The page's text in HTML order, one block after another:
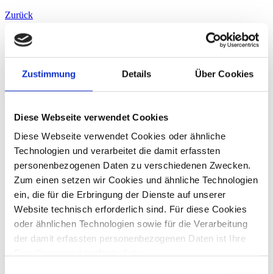
Zustimmung Details Über Cookies
Diese Webseite verwendet Cookies
Diese Webseite verwendet Cookies oder ähnliche
Technologien und verarbeitet die damit erfassten
personenbezogenen Daten zu verschiedenen Zwecken.
Zum einen setzen wir Cookies und ähnliche Technologien
ein, die für die Erbringung der Dienste auf unserer
Website technisch erforderlich sind. Für diese Cookies
oder ähnlichen Technologien sowie für die Verarbeitung
der damit erfassten personenbezogenen Daten ist Ihre
Zurück
Pressekontakt
Für Ihre Presseanfragen stehe ich Ihnen gerne zur Verfügung.
Über die dhpg